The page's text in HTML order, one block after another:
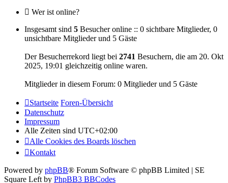
Wer ist online?
Insgesamt sind 5 Besucher online :: 0 sichtbare Mitglieder, 0
unsichtbare Mitglieder und 5 Gäste
Der Besucherrekord liegt bei 2741 Besuchern, die am 20. Okt
2025, 19:01 gleichzeitig online waren.
Mitglieder in diesem Forum: 0 Mitglieder und 5 Gäste
Startseite Foren-Übersicht
Datenschutz
Impressum
Alle Zeiten sind UTC+02:00
Alle Cookies des Boards löschen
Kontakt
Powered by phpBB® Forum Software © phpBB Limited | SE
Square Left by PhpBB3 BBCodes